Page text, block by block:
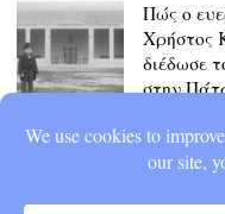
Πώς ο
Χρήστος
διέδωσε
στην
και τον